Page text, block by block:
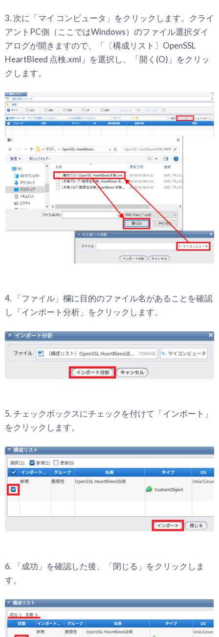
3. 次に「マイ コンピュータ」をクリックします。クライ
アントPC側（ここではWindows）のファイル選択ダイ
アログが開きますので、「〔構成リスト〕OpenSSL
HeartBleed 点検.xml」を選択し、「開く(O)」をクリッ
クします。
4. 「ファイル」欄に目的のファイル名があることを確認
し「インポート分析」をクリックします。
5. チェックボックスにチェックを付けて「インポート」
をクリックします。
6. 「成功」を確認した後、「閉じる」をクリックしま
す。